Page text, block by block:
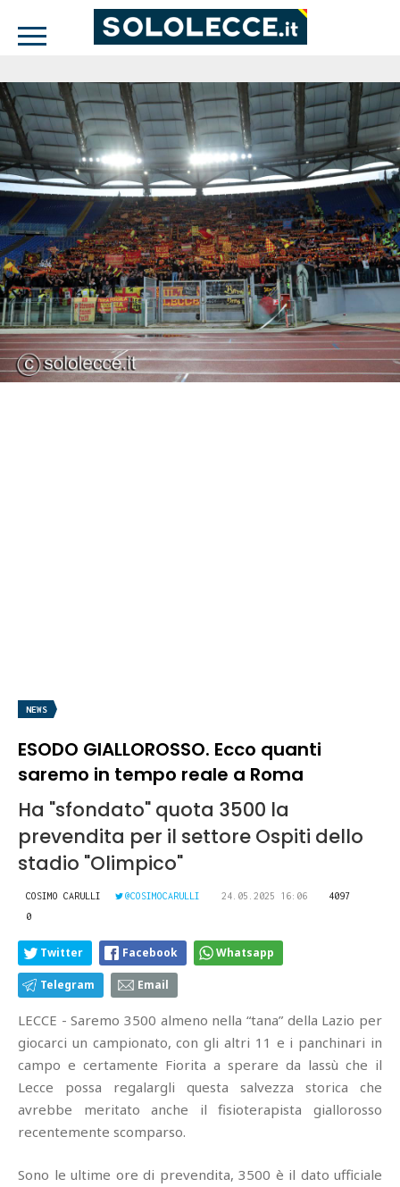
NEWS
ESODO GIALLOROSSO. Ecco quanti
saremo in tempo reale a Roma
Ha "sfondato" quota 3500 la
prevendita per il settore Ospiti dello
stadio "Olimpico"
COSIMO CARULLI @COSIMOCARULLI 24.05.2025 16:06
4097
0
Twitter Facebook Whatsapp
Telegram Email
LECCE - Saremo 3500 almeno nella “tana” della Lazio per
giocarci un campionato, con gli altri 11 e i panchinari in
campo e certamente Fiorita a sperare da lassù che il
Lecce possa regalargli questa salvezza storica che
avrebbe meritato anche il fisioterapista giallorosso
recentemente scomparso.
Sono le ultime ore di prevendita, 3500 è il dato ufficiale